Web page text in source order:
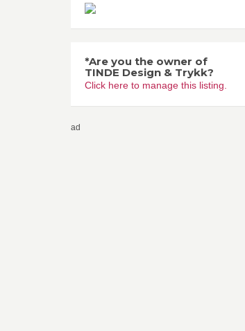
*Are you the owner of
TINDE Design & Trykk?
Click here to manage this listing.
ad